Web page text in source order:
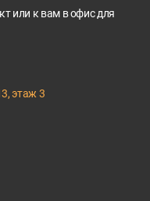
или к вам в офис для
этаж 3